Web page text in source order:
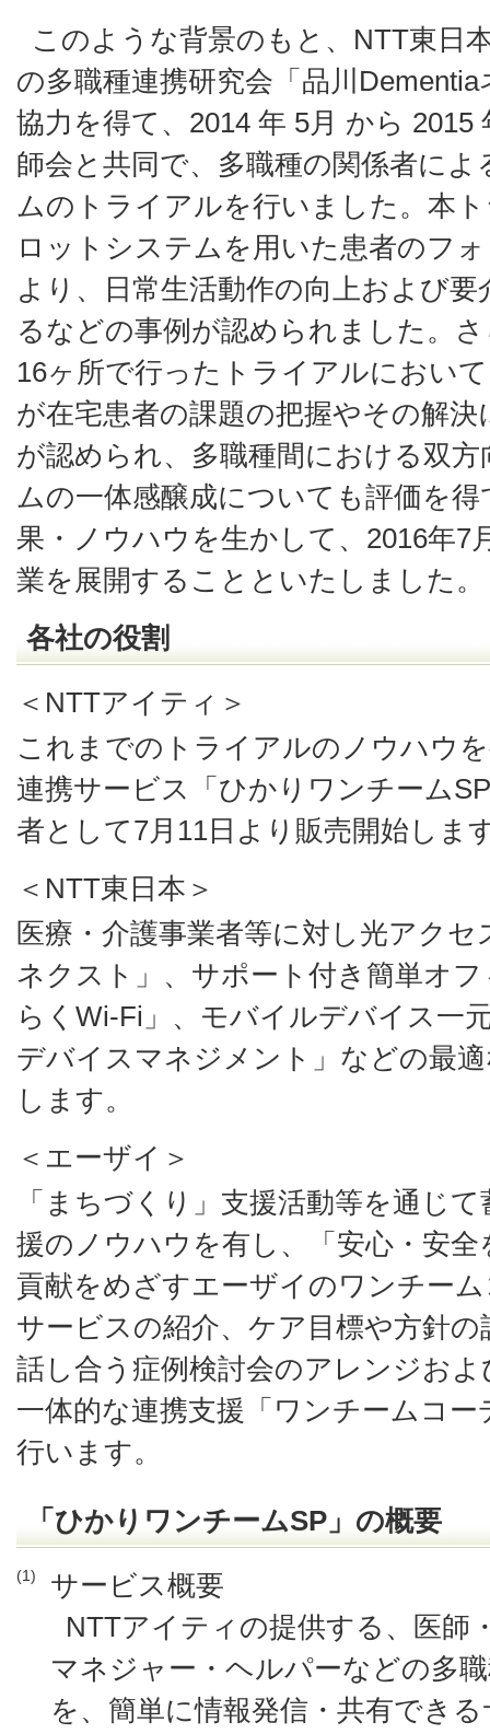
このような背景のもと、NTT東日
の多職種連携研究会「品川
協力を得て、2014 年 5月 から 2015
師会と共同で、多職種の関係者に
ムのトライアルを行いました。本
ロットシステムを用いた患者のフ
より、日常生活動作の向上および
るなどの事例が認められました。
16ヶ所で行ったトライアルにおい
が在宅患者の課題の把握やその解
が認められ、多職種間における双
ムの一体感醸成についても評価を
果・ノウハウを生かして、2016年7
業を展開することといたしました。
各社の役割
＜NTTアイティ＞
これまでのトライアルのノウハウ
連携サービス「ひかりワンチーム
者として7月11日より販売開始しま
＜NTT東日本＞
医療・介護事業者等に対し光アク
ネクスト」、サポート付き簡単オ
らくWi-Fi」、モバイルデバイス一
デバイスマネジメント」などの最
します。
＜エーザイ＞
「まちづくり」支援活動等を通じ
援のノウハウを有し、「安心・安
貢献をめざすエーザイのワンチー
サービスの紹介、ケア目標や方針
話し合う症例検討会のアレンジお
一体的な連携支援「ワンチームコ
行います。
「ひかりワンチームSP」の概要
(1)
サービス概要
NTTアイティの提供する、医師
マネジャー・ヘルパーなどの多
を、簡単に情報発信・共有でき